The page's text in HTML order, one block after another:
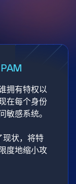
拥有特权以
在每个身份
敏感系统。
现状，将特
度地缩小攻